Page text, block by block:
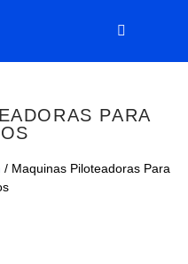
PARA
/ Maquinas Piloteadoras Para